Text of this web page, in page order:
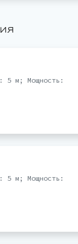
5 м; Мощность:
5 м; Мощность: